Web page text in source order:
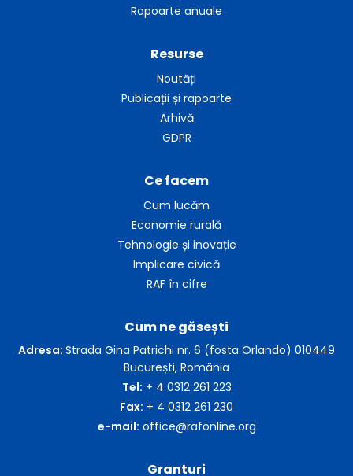
Rapoarte anuale
Ce facem
Cum lucăm
Economie rurală
Tehnologie și inovație
Implicare civică
RAF în cifre
Granturi
Resurse
Noutăți
Publicații și rapoarte
Arhivă
GDPR
Cum ne găsești
Adresa: Strada Gina Patrichi nr. 6 (fosta Orlando) 010449
București, România
Tel: + 4 0312 261 223
Fax: + 4 0312 261 230
e-mail: office@rafonline.org